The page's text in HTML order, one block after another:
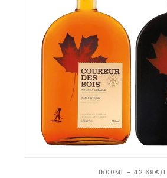
1500ML - 42.69€/L